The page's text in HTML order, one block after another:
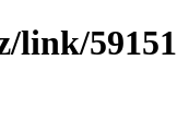
link/59151